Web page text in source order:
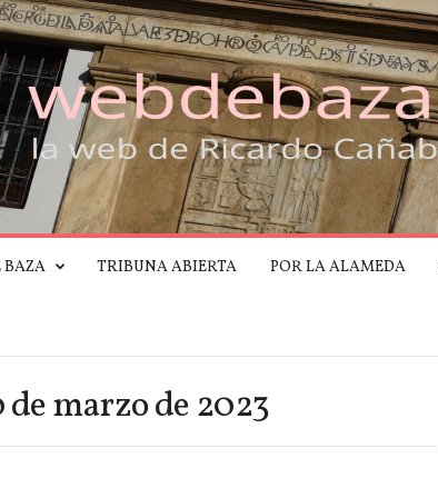
BAZA TRIBUNA ABIERTA POR LA ALAMEDA
de marzo de 2023